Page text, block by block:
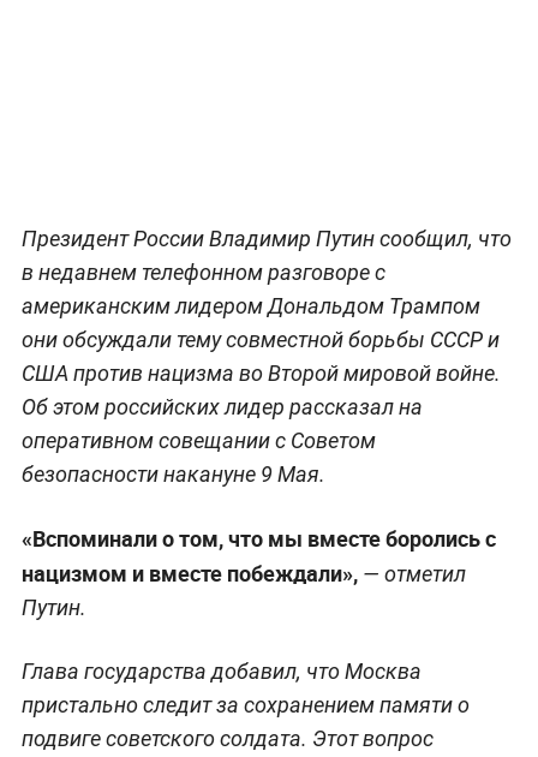
Президент России Владимир Путин сообщил, что
в недавнем телефонном разговоре с
американским лидером Дональдом Трампом
они обсуждали тему совместной борьбы СССР и
США против нацизма во Второй мировой войне.
Об этом российских лидер рассказал на
оперативном совещании с Советом
безопасности накануне 9 Мая.
«Вспоминали о том, что мы вместе боролись с
нацизмом и вместе побеждали», — отметил
Путин.
Глава государства добавил, что Москва
пристально следит за сохранением памяти о
подвиге советского солдата. Этот вопрос